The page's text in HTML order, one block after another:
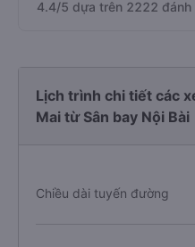
4.4/5 dựa trên 2222 đánh
Lịch trình chi tiết các
Mai từ Sân bay Nội Bài
Chiều dài tuyến đường